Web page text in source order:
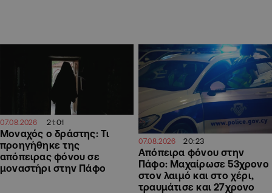
07.08.2026 21:01
Μοναχός ο δράστης: Τι
προηγήθηκε της
απόπειρας φόνου σε
μοναστήρι στην Πάφο
07.08.2026 20:23
Απόπειρα φόνου στην
Πάφο: Μαχαίρωσε 53χρονο
στον λαιμό και στο χέρι,
τραυμάτισε και 27χρονο